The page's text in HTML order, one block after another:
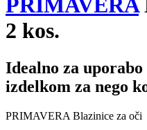
PRIMAVERA
2 kos.
Idealno za
izdelkom za nego
PRIMAVERA Blazinice za oči